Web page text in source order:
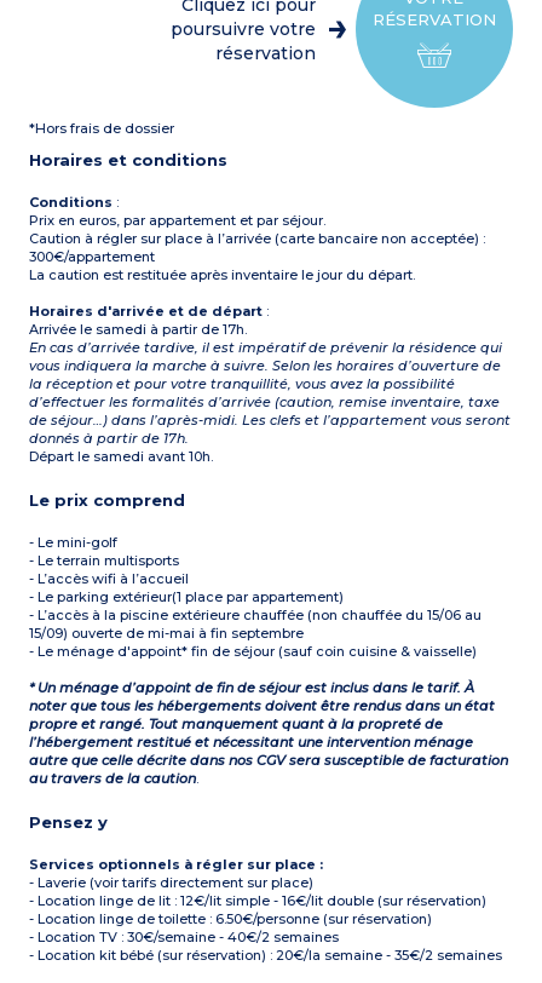
micro-ondes/gril, lave-
vaisselle, frigo, cafetière à
Salle de bains, WC séparé
(numéroté)
RÉSERVATION
Cliquez ici pour
poursuivre votre
réservation
*Hors frais de dossier
Horaires et conditions
Conditions :
Prix en euros, par appartement et par séjour.
Caution à régler sur place à l’arrivée (carte bancaire non acceptée) :
300€/appartement
La caution est restituée après inventaire le jour du départ.
Horaires d'arrivée et de départ :
Arrivée le samedi à partir de 17h.
En cas d’arrivée tardive, il est impératif de prévenir la résidence qui
vous indiquera la marche à suivre. Selon les horaires d’ouverture de
la réception et pour votre tranquillité, vous avez la possibilité
d’effectuer les formalités d’arrivée (caution, remise inventaire, taxe
de séjour…) dans l’après-midi. Les clefs et l’appartement vous seront
donnés à partir de 17h.
Départ le samedi avant 10h.
Le prix comprend
- Le mini-golf
- Le terrain multisports
- L’accès wifi à l’accueil
- Le parking extérieur(1 place par appartement)
- L’accès à la piscine extérieure chauffée (non chauffée du 15/06 au
15/09) ouverte de mi-mai à fin septembre
- Le ménage d'appoint* fin de séjour (sauf coin cuisine & vaisselle)
* Un ménage d’appoint de fin de séjour est inclus dans le tarif. À
noter que tous les hébergements doivent être rendus dans un état
propre et rangé. Tout manquement quant à la propreté de
l’hébergement restitué et nécessitant une intervention ménage
autre que celle décrite dans nos CGV sera susceptible de facturation
au travers de la caution.
Pensez y
Services optionnels à régler sur place :
- Laverie (voir tarifs directement sur place)
- Location linge de lit : 12€/lit simple - 16€/lit double (sur réservation)
- Location linge de toilette : 6.50€/personne (sur réservation)
- Location TV : 30€/semaine - 40€/2 semaines
- Location kit bébé (sur réservation) : 20€/la semaine - 35€/2 semaines